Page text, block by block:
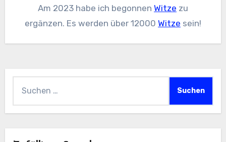
Am 2023 habe ich begonnen Witze zu
ergänzen. Es werden über 12000 Witze sein!